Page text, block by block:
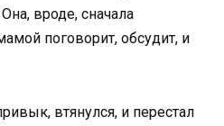
вроде, сначала
поговорит, обсудит, и
втянулся, и перестал